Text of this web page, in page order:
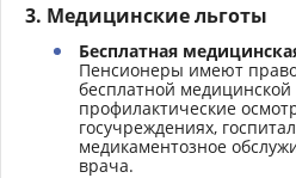
3. Медицинские льготы
Бесплатная
Пенсионеры имеют
бесплатной
профилактические
госучреждениях,
медикаментозное
врача.